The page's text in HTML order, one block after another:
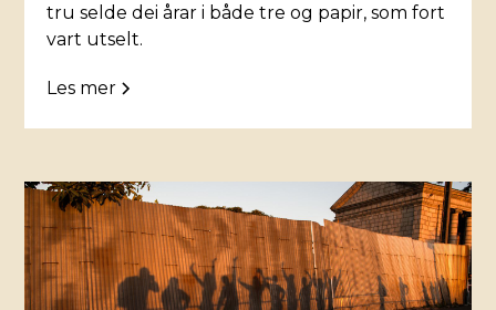
tru selde dei årar i både tre og papir, som fort
vart utselt.
Les mer